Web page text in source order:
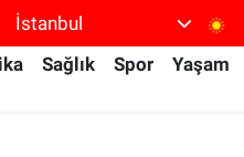
İstanbul
Sağlık Spor
Yaşam